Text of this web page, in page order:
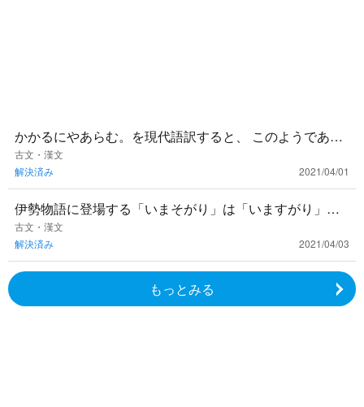
かかるにやあらむ。を現代語訳すると、 このようである
のだろうか。となりますが、 だろう と、か に別々に線が
引かれていま
古文・漢文
解決済み
2021/04/01
伊勢物語に登場する「いまそがり」は「いますがり」と
同じ意味でしょうか？
古文・漢文
解決済み
2021/04/03
もっとみる